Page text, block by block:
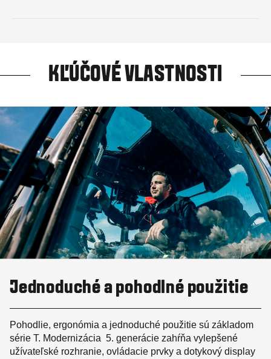
KĽÚČOVÉ VLASTNOSTI
Jednoduché a pohodlné použitie
Pohodlie, ergonómia a jednoduché použitie sú základom
série T. Modernizácia 5. generácie zahŕňa vylepšené
užívateľské rozhranie, ovládacie prvky a dotykový display